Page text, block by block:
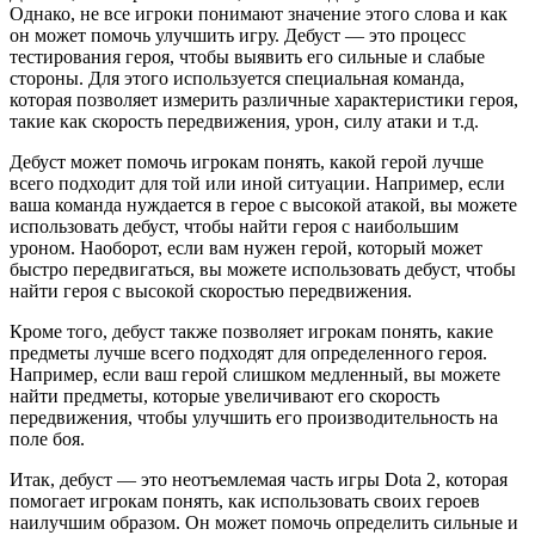
Однако, не все игроки понимают значение этого слова и как
он может помочь улучшить игру. Дебуст — это процесс
тестирования героя, чтобы выявить его сильные и слабые
стороны. Для этого используется специальная команда,
которая позволяет измерить различные характеристики героя,
такие как скорость передвижения, урон, силу атаки и т.д.
Дебуст может помочь игрокам понять, какой герой лучше
всего подходит для той или иной ситуации. Например, если
ваша команда нуждается в герое с высокой атакой, вы можете
использовать дебуст, чтобы найти героя с наибольшим
уроном. Наоборот, если вам нужен герой, который может
быстро передвигаться, вы можете использовать дебуст, чтобы
найти героя с высокой скоростью передвижения.
Кроме того, дебуст также позволяет игрокам понять, какие
предметы лучше всего подходят для определенного героя.
Например, если ваш герой слишком медленный, вы можете
найти предметы, которые увеличивают его скорость
передвижения, чтобы улучшить его производительность на
поле боя.
Итак, дебуст — это неотъемлемая часть игры Dota 2, которая
помогает игрокам понять, как использовать своих героев
наилучшим образом. Он может помочь определить сильные и